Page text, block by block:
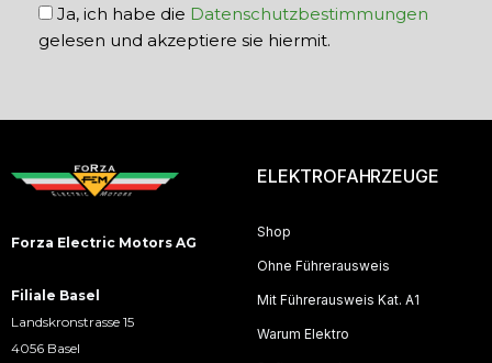
Ja, ich habe die Datenschutzbestimmungen
gelesen und akzeptiere sie hiermit.
Forza Electric Motors AG
Filiale Basel
Landskronstrasse 15
4056 Basel
ELEKTROFAHRZEUGE
Shop
Ohne Führerausweis
Mit Führerausweis Kat. A1
Warum Elektro